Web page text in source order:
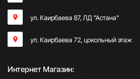
ул. Каирбаева 87, ЛД "Астана"
ул. Каирбаева 72, цокольный этаж
Интернет Магазин: